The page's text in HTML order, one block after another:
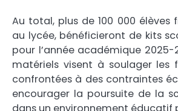
Au total, plus de 100 000 élèves
au lycée, bénéficieront de kits
pour l’année académique 2025-
matériels visent à soulager les
confrontées à des contraintes
encourager la poursuite de la